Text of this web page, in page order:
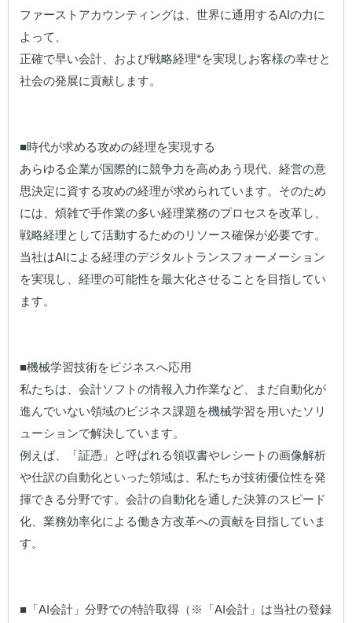
ファーストアカウンティングは、世界に通用するAIの力に
よって、
正確で早い会計、および戦略経理*を実現しお客様の幸せと
社会の発展に貢献します。
■時代が求める攻めの経理を実現する
あらゆる企業が国際的に競争力を高めあう現代、経営の意
思決定に資する攻めの経理が求められています。そのため
には、煩雑で手作業の多い経理業務のプロセスを改革し、
戦略経理として活動するためのリソース確保が必要です。
当社はAIによる経理のデジタルトランスフォーメーション
を実現し、経理の可能性を最大化させることを目指してい
ます。
■機械学習技術をビジネスへ応用
私たちは、会計ソフトの情報入力作業など、まだ自動化が
進んでいない領域のビジネス課題を機械学習を用いたソリ
ューションで解決しています。
例えば、「証憑」と呼ばれる領収書やレシートの画像解析
や仕訳の自動化といった領域は、私たちが技術優位性を発
揮できる分野です。会計の自動化を通した決算のスピード
化、業務効率化による働き方改革への貢献を目指していま
す。
■「AI会計」分野での特許取得（※「AI会計」は当社の登録